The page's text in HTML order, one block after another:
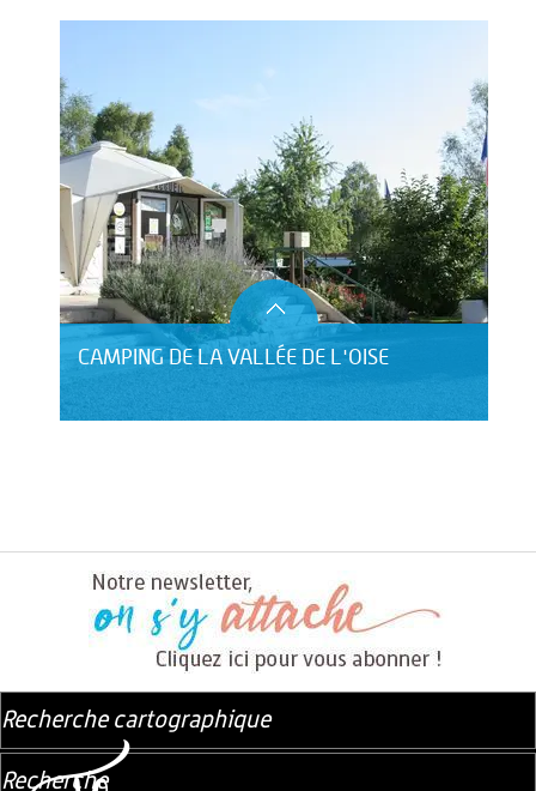
CAMPING DE LA VALLÉE DE L'OISE
Recherche cartographique
Recherche